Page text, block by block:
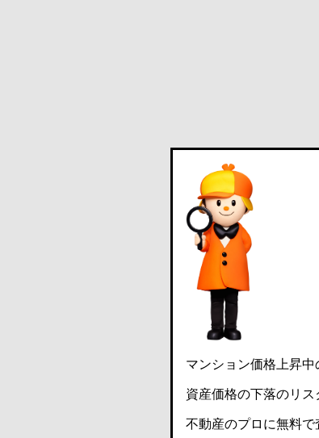
マンション価格上昇中
資産価格の下落のリス
不動産のプロに無料で